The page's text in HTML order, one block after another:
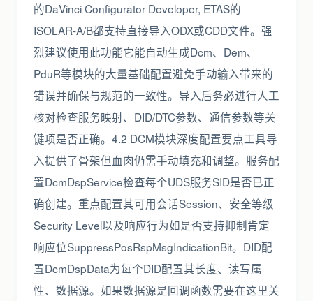
的DaVinci Configurator Developer, ETAS的
ISOLAR-A/B都支持直接导入ODX或CDD文件。强
烈建议使用此功能它能自动生成Dcm、Dem、
PduR等模块的大量基础配置避免手动输入带来的
错误并确保与规范的一致性。导入后务必进行人工
核对检查服务映射、DID/DTC参数、通信参数等关
键项是否正确。4.2 DCM模块深度配置要点工具导
入提供了骨架但血肉仍需手动填充和调整。服务配
置DcmDspService检查每个UDS服务SID是否已正
确创建。重点配置其可用会话Session、安全等级
Security Level以及响应行为如是否支持抑制肯定
响应位SuppressPosRspMsgIndicationBit。DID配
置DcmDspData为每个DID配置其长度、读写属
性、数据源。如果数据源是回调函数需要在这里关